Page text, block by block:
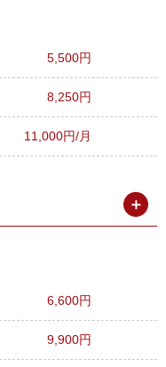
5,500円
8,250円
11,000円/月
＋
6,600円
9,900円